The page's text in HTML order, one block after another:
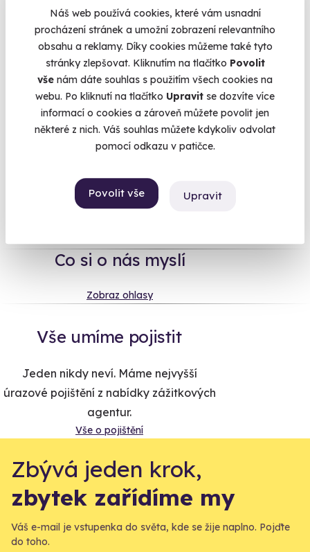
Náš web používá cookies, které vám usnadní
procházení stránek a umožní zobrazení relevantního
obsahu a reklamy. Díky cookies můžeme také tyto
stránky zlepšovat. Kliknutím na tlačítko Povolit
vše nám dáte souhlas s použitím všech cookies na
webu. Po kliknutí na tlačítko Upravit se dozvíte více
informací o cookies a zároveň můžete povolit jen
některé z nich. Váš souhlas můžete kdykoliv odvolat
pomocí odkazu v patičce.
Povolit vše Upravit
vojáčky nehraje,
jízda tankem ho nenechá chladným. Má rád
auta? Co zkusit něco extrémnějšího a nechat ho projet v
Hummeru
? Nechtěl by seproletět ? Ve větroni, v
akrobatickém letadle, nebo jen tak ve větrném tunelu? Má
rád zvířata? Co kdybyste ho poslali zažít pravé
klučičí
dobrodružství
? Nebojte se nakoupit, I když si nejste na 100
% jistí. Zážitek si může vyměnit za jiný, přesně podle svého
Naheureka.cz
96% spokojenost zákazníků.
Co si o nás myslí
Zobraz ohlasy
Vše umíme pojistit
Jeden nikdy neví. Máme nejvyšší
úrazové pojištění z nabídky zážitkových
agentur.
Vše o pojištění
Zbývá jeden krok,
zbytek zařídíme my
Váš e-mail je vstupenka do světa, kde se žije naplno. Pojďte
do toho.